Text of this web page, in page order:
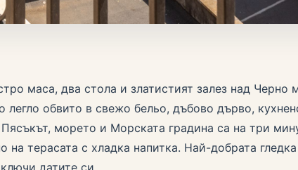
маса, два стола и златистият залез над Черно
обвито в свежо бельо, дъбово дърво,
морето и Морската градина са на три
на терасата с хладка напитка. Най-добрата
датите си.